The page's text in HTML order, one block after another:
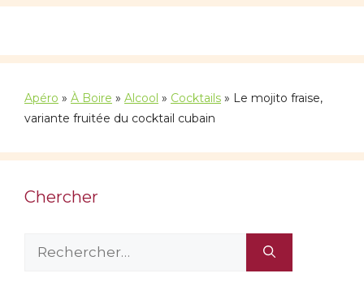
Apéro » À Boire » Alcool » Cocktails » Le mojito fraise,
variante fruitée du cocktail cubain
Chercher
Rechercher :